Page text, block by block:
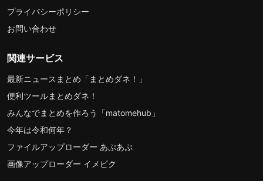
プライバシーポリシー
お問い合わせ
関連サービス
最新ニュースまとめ「まとめダネ！」
便利ツールまとめダネ！
みんなでまとめを作ろう「matomehub」
今年は令和何年？
ファイルアップローダー あぷあぷ
画像アップローダー イメピク